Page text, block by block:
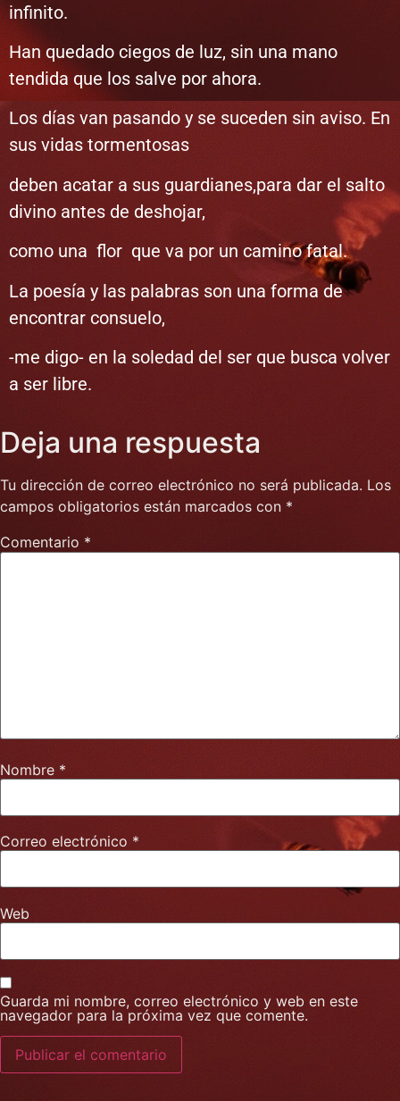
infinito.
Han quedado ciegos de luz, sin una mano
tendida que los salve por ahora.
Los días van pasando y se suceden sin aviso. En
sus vidas tormentosas
deben acatar a sus guardianes,para dar el salto
divino antes de deshojar,
como una flor que va por un camino fatal.
La poesía y las palabras son una forma de
encontrar consuelo,
-me digo- en la soledad del ser que busca volver
a ser libre.
Deja una respuesta
Tu dirección de correo electrónico no será publicada. Los
campos obligatorios están marcados con *
Comentario *
Nombre *
Correo electrónico *
Web
Guarda mi nombre, correo electrónico y web en este
navegador para la próxima vez que comente.